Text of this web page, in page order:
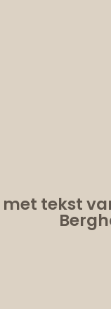
tekst